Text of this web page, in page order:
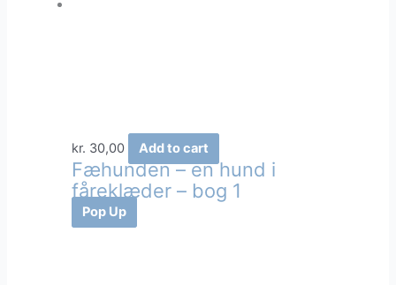
kr. 30,00 Add to cart
Fæhunden – en hund i
fåreklæder – bog 1
Pop Up